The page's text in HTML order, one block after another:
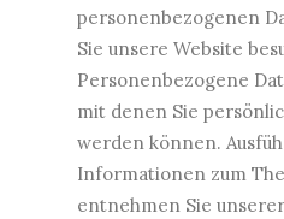
personenbezogenen
Sie unsere Website
Personenbezogene
mit denen Sie
werden können.
Informationen zum
entnehmen Sie